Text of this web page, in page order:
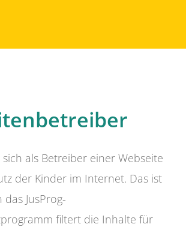
sich als Betreiber einer Webseite
der Kinder im Internet. Das ist
JusProg-
filtert die Inhalte für